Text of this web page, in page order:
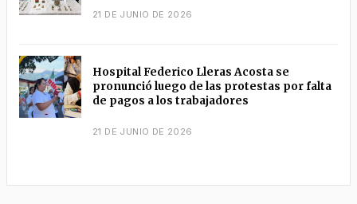
21 DE JUNIO DE 2026
Hospital Federico Lleras Acosta se
pronunció luego de las protestas por falta
de pagos a los trabajadores
21 DE JUNIO DE 2026